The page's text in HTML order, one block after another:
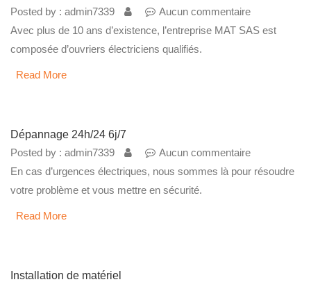
Posted by : admin7339
Aucun commentaire
Avec plus de 10 ans d’existence, l’entreprise MAT SAS est
composée d’ouvriers électriciens qualifiés.
Read More
Dépannage 24h/24 6j/7
Posted by : admin7339
Aucun commentaire
En cas d’urgences électriques, nous sommes là pour résoudre
votre problème et vous mettre en sécurité.
Read More
Installation de matériel